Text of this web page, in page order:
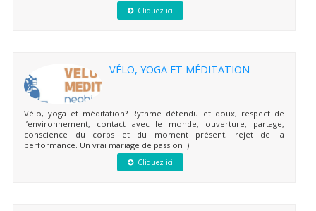
Cliquez ici
VÉLO, YOGA ET MÉDITATION
Vélo, yoga et méditation? Rythme détendu et doux, respect de
l’environnement, contact avec le monde, ouverture, partage,
conscience du corps et du moment présent, rejet de la
performance. Un vrai mariage de passion :)
Cliquez ici